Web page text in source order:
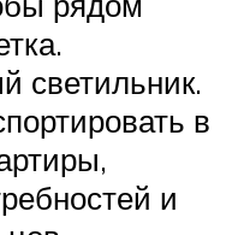
светильник.
в
и